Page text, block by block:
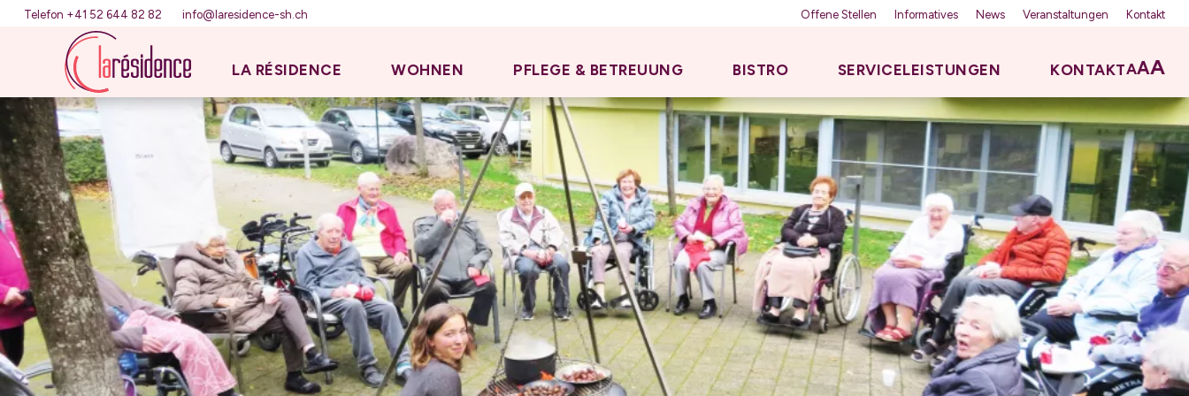
Telefon +41 52 644 82 82 info@laresidence-sh.ch Offene Stellen Informatives News Veranstaltungen Kontakt
LA RÉSIDENCE WOHNEN PFLEGE & BETREUUNG BISTRO SERVICELEISTUNGEN KONTAKTAAA